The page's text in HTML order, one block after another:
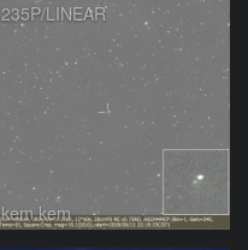
235P/LINEAR
kem.kem